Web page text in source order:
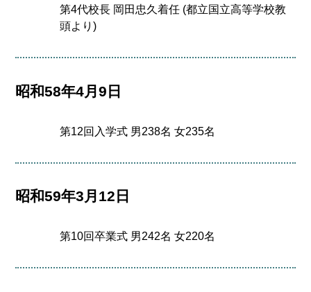
第4代校長 岡田忠久着任 (都立国立高等学校教
頭より)
昭和58年4月9日
第12回入学式 男238名 女235名
昭和59年3月12日
第10回卒業式 男242名 女220名